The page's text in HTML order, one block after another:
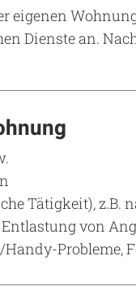
eigenen
Dienste an.
Tätigkeit), z.B.
von
Handy-Probleme,